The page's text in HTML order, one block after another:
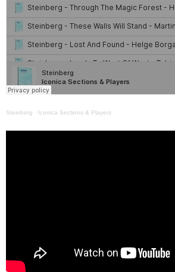
Steinberg · Iconica Sections & Players